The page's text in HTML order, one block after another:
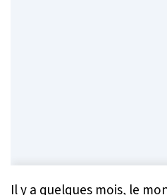
Il y a quelques mois, le